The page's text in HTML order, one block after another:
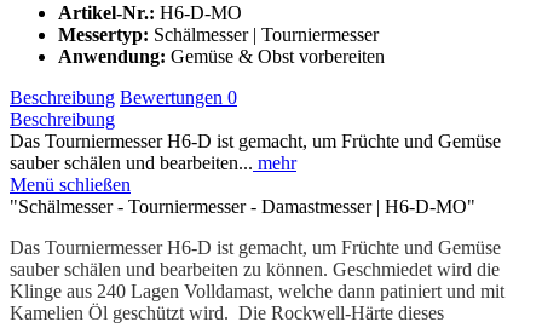
Artikel-Nr.: H6-D-MO
Messertyp: Schälmesser | Tourniermesser
Anwendung: Gemüse & Obst vorbereiten
Beschreibung Bewertungen 0
Beschreibung
Das Tourniermesser H6-D ist gemacht, um Früchte und Gemüse
sauber schälen und bearbeiten... mehr
Menü schließen
"Schälmesser - Tourniermesser - Damastmesser | H6-D-MO"
Das Tourniermesser H6-D ist gemacht, um Früchte und Gemüse
sauber schälen und bearbeiten zu können. Geschmiedet wird die
Klinge aus 240 Lagen Volldamast, welche dann patiniert und mit
Kamelien Öl geschützt wird. Die Rockwell-Härte dieses